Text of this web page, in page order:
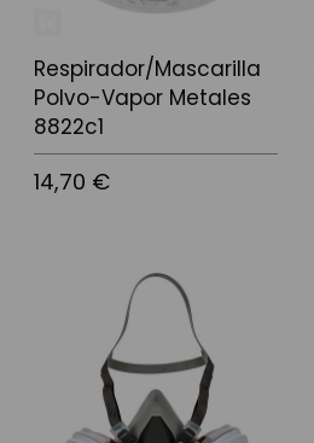
Respirador/Mascarilla
Polvo-Vapor Metales
8822c1
14,70 €
Añadir al carrito